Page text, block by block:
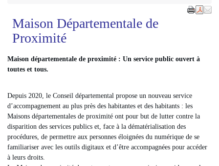
Maison Départementale de
Proximité
Maison départementale de proximité : Un service public ouvert à
toutes et tous.
Depuis 2020, le Conseil départemental propose un nouveau service
d’accompagnement au plus près des habitantes et des habitants : les
Maisons départementales de proximité ont pour but de lutter contre la
disparition des services publics et, face à la dématérialisation des
procédures, de permettre aux personnes éloignées du numérique de se
familiariser avec les outils digitaux et d’être accompagnées pour accéder
à leurs droits.